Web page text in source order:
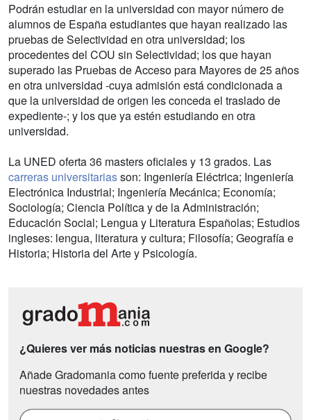
Podrán estudiar en la universidad con mayor número de
alumnos de España estudiantes que hayan realizado las
pruebas de Selectividad en otra universidad; los
procedentes del COU sin Selectividad; los que hayan
superado las Pruebas de Acceso para Mayores de 25 años
en otra universidad -cuya admisión está condicionada a
que la universidad de origen les conceda el traslado de
expediente-; y los que ya estén estudiando en otra
universidad.
La UNED oferta 36 masters oficiales y 13 grados. Las
carreras universitariasson: Ingeniería Eléctrica; Ingeniería
Electrónica Industrial; Ingeniería Mecánica; Economía;
Sociología; Ciencia Política y de la Administración;
Educación Social; Lengua y Literatura Españolas; Estudios
ingleses: lengua, literatura y cultura; Filosofía; Geografía e
Historia; Historia del Arte y Psicología.
¿Quieres ver más noticias nuestras en Google?
Añade Gradomania como fuente preferida y recibe
nuestras novedades antes